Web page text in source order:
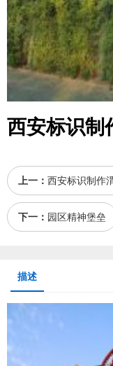
西安标识制
上一： 西安标识制作
下一： 园区精神堡垒
描述